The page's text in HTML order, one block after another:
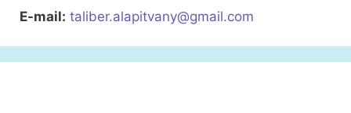
E-mail: taliber.alapitvany@gmail.com